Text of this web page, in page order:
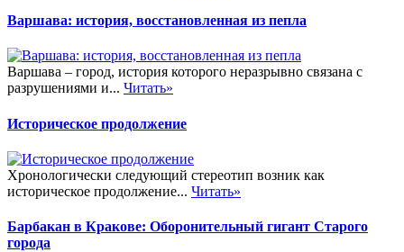
Варшава: история, восстановленная из пепла
Варшава – город, история которого неразрывно связана с
разрушениями и... Читать»
Историческое продолжение
Хронологически следующий стереотип возник как
историческое продолжение... Читать»
Барбакан в Кракове: Оборонительный гигант Старого
города